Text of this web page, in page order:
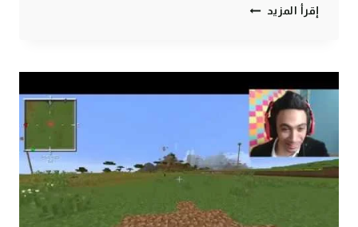
إقرأ المزيد بث
|
MINECRAFT
#102